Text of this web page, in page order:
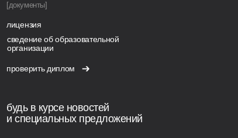
лицензия
сведение об образовательной
организации
[документы]
будь в курсе новостей
и специальных предложений
проверить диплом